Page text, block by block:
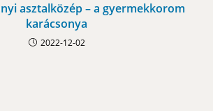
asztalközép – a gyermekkorom
karácsonya
2022-12-02